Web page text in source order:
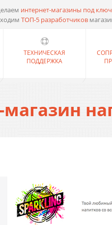
интернет-магазины под ключ
ТОП-5 разработчиков
ТЕХНИЧЕСКАЯ
ПОДДЕРЖКА